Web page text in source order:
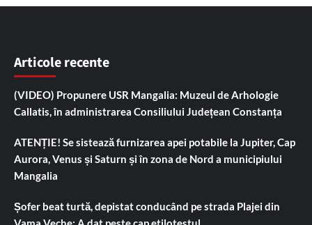
Articole recente
(VIDEO) Propunere USR Mangalia: Muzeul de Arhologie
Callatis, în administrarea Consiliului Județean Constanța
ATENȚIE! Se sistează furnizarea apei potabile la Jupiter, Cap
Aurora, Venus și Saturn și în zona de Nord a municipiului
Mangalia
Șofer beat turtă, depistat conducând pe strada Plajei din